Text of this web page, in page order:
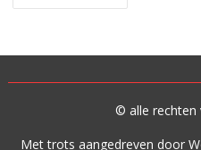
NAVIGATIE
© alle rechten
Met trots aangedreven door